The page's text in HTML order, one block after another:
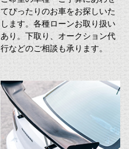
てぴったりのお車をお探しいた
します。各種ローンお取り扱い
あり。下取り、オークション代
行などのご相談も承ります。